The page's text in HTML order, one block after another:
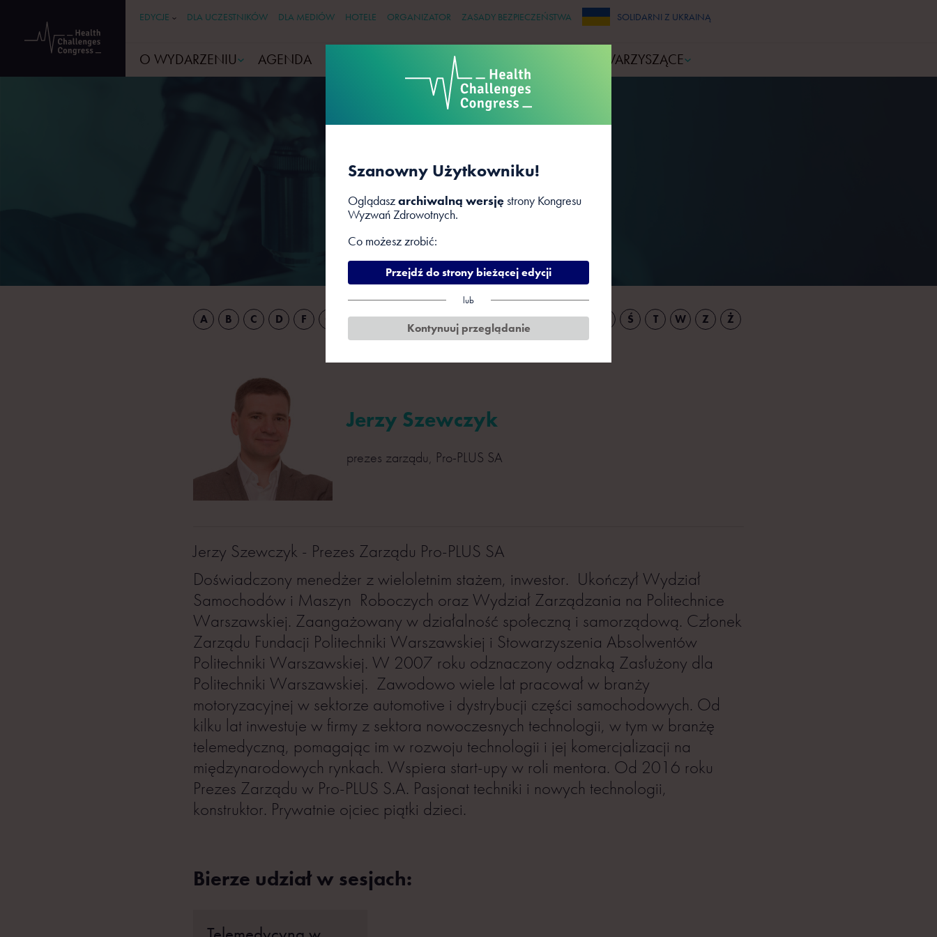
EDYCJE DLA UCZESTNIKÓW DLA MEDIÓW HOTELE ORGANIZATOR ZASADY BEZPIECZEŃSTWA SOLIDARNI Z UKRAINĄ
O WYDARZENIU AGENDA PARTNERZY WYDARZENIA TOWARZYSZĄCE
Prelegenci
A B C D F H J K L Ł M N O P R Ś T W Z Ż
Jerzy Szewczyk
prezes zarządu, Pro-PLUS SA
Jerzy Szewczyk - Prezes Zarządu Pro-PLUS SA
Doświadczony menedżer z wieloletnim stażem, inwestor. Ukończył Wydział
Samochodów i Maszyn Roboczych oraz Wydział Zarządzania na Politechnice
Warszawskiej. Zaangażowany w działalność społeczną i samorządową. Członek
Zarządu Fundacji Politechniki Warszawskiej i Stowarzyszenia Absolwentów
Politechniki Warszawskiej. W 2007 roku odznaczony odznaką Zasłużony dla
Politechniki Warszawskiej. Zawodowo wiele lat pracował w branży
motoryzacyjnej w sektorze automotive i dystrybucji części samochodowych. Od
kilku lat inwestuje w firmy z sektora nowoczesnych technologii, w tym w branżę
telemedyczną, pomagając im w rozwoju technologii i jej komercjalizacji na
międzynarodowych rynkach. Wspiera start-upy w roli mentora. Od 2016 roku
Prezes Zarządu w Pro-PLUS S.A. Pasjonat techniki i nowych technologii,
konstruktor. Prywatnie ojciec piątki dzieci.
Bierze udział w sesjach:
Szanowny Użytkowniku!
Oglądaszarchiwalną wersjęstrony Kongresu
Wyzwań Zdrowotnych.
Co możesz zrobić:
Przejdź do strony bieżącej edycji
lub
Kontynuuj przeglądanie